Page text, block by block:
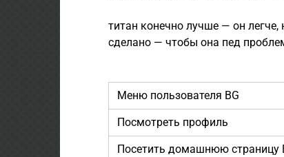
титан конечно лучше — он
сделано — чтобы она пед
Меню пользователя BG
Посмотреть профиль
Посетить домашнюю страницу